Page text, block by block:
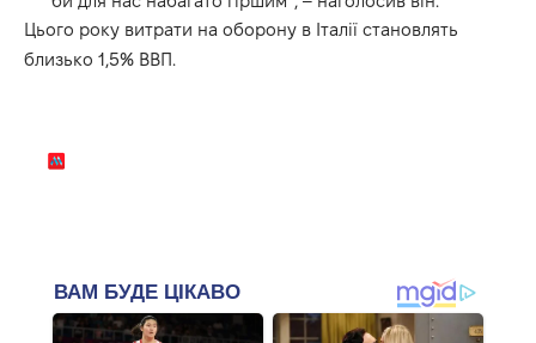
Цього року витрати на оборону в Італії становлять
близько 1,5% ВВП.